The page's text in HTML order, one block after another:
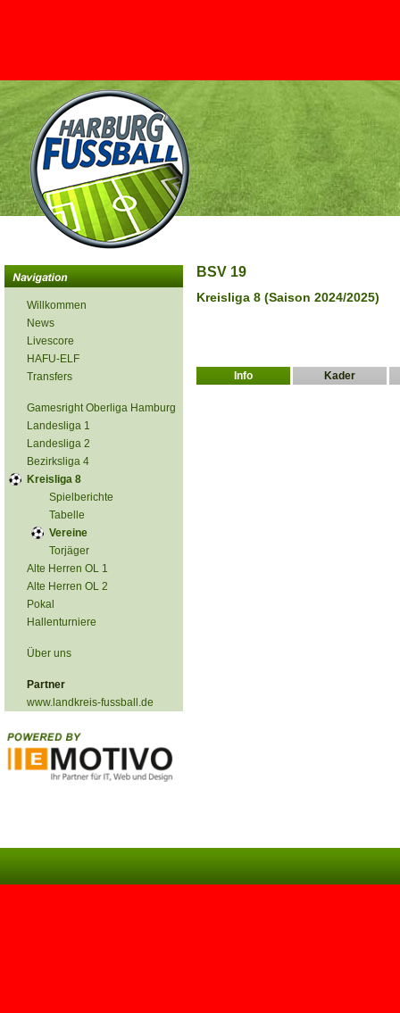
Willkommen
News
Livescore
HAFU-ELF
Transfers
Gamesright Oberliga Hamburg
Landesliga 1
Landesliga 2
Bezirksliga 4
Kreisliga 8
Spielberichte
Tabelle
Vereine
Torjäger
Alte Herren OL 1
Alte Herren OL 2
Pokal
Hallenturniere
Über uns
Partner
www.landkreis-fussball.de
BSV 19
Kreisliga 8 (Saison 2024/2025)
Info Kader